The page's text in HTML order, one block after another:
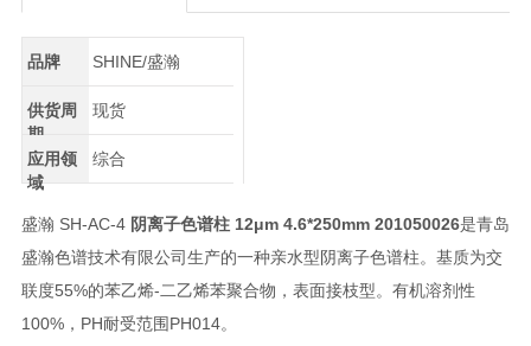
品牌 SHINE/盛瀚
供货周
期
现货
应用领
域
综合
盛瀚 SH-AC-4 阴离子色谱柱 12μm 4.6*250mm 201050026是青岛
盛瀚色谱技术有限公司生产的一种亲水型阴离子色谱柱。基质为交
联度55%的苯乙烯-二乙烯苯聚合物，表面接枝型。有机溶剂性
100%，PH耐受范围PH014。